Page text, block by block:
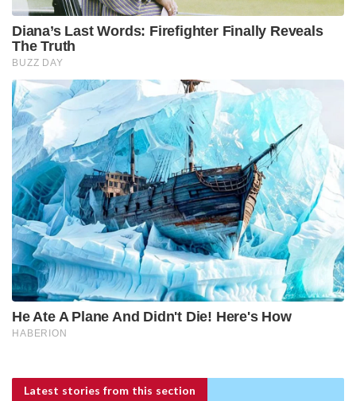
Latest stories from this section